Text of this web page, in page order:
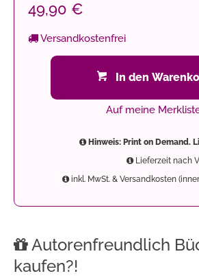
49,90 €
Versandkostenfrei
In den
Auf meine
Hinweis: Print on Demand.
Lieferzeit nach
inkl. MwSt. & Versandkosten
Autorenfreundlich
kaufen?!